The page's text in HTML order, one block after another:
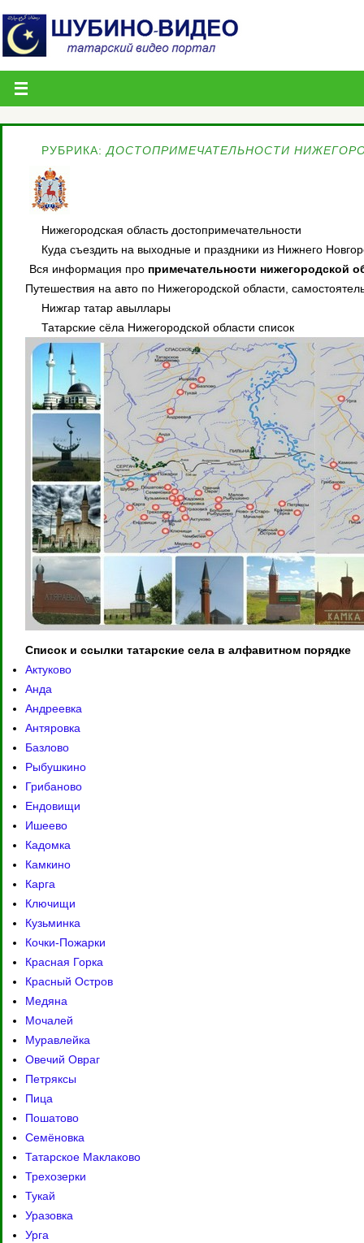
РУБРИКА: ДОСТОПРИМЕЧАТЕЛЬНОСТИ
Нижегородская область достопримечательности
Куда съездить на выходные и праздники из Нижнего
Вся информация про примечательности нижегородской
Путешествия на авто по Нижегородской области,
Нижгар татар авыллары
Татарские сёла Нижегородской области список
Список и ссылки татарские села в алфавитном порядке
Актуково
Анда
Андреевка
Антяровка
Базлово
Рыбушкино
Грибаново
Ендовищи
Ишеево
Кадомка
Камкино
Карга
Ключищи
Кузьминка
Кочки-Пожарки
Красная Горка
Красный Остров
Медяна
Мочалей
Муравлейка
Овечий Овраг
Петряксы
Пица
Пошатово
Семёновка
Татарское Маклаково
Трехозерки
Тукай
Уразовка
Урга